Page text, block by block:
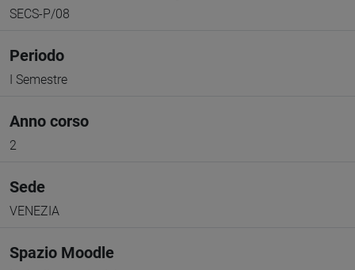
SECS-P/08
Periodo
I Semestre
Anno corso
2
Sede
VENEZIA
Spazio Moodle